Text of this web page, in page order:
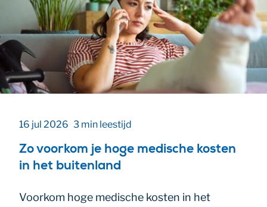
16 jul 2026 3 min leestijd
Zo voorkom je hoge medische kosten
in het buitenland
Voorkom hoge medische kosten in het